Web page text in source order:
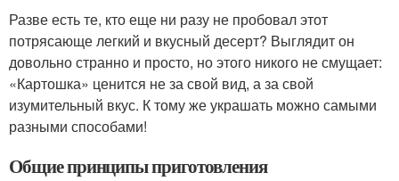
Разве есть те, кто еще ни разу не пробовал этот
потрясающе легкий и вкусный десерт? Выглядит он
довольно странно и просто, но этого никого не смущает:
«Картошка» ценится не за свой вид, а за свой
изумительный вкус. К тому же украшать можно самыми
разными способами!
Общие принципы приготовления